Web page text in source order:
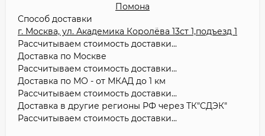
Помона
Способ доставки
г. Москва, ул. Академика Королёва 13ст 1,подъезд 1
Рассчитываем стоимость доставки...
Доставка по Москве
Рассчитываем стоимость доставки...
Доставка по МО - от МКАД до 1 км
Рассчитываем стоимость доставки...
Доставка в другие регионы РФ через ТК"СДЭК"
Рассчитываем стоимость доставки...